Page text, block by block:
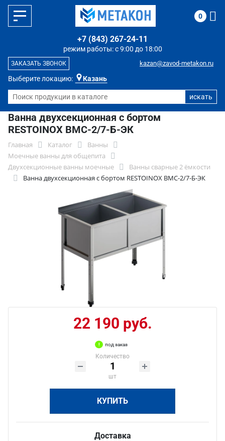
Выберите локацию: Казань
режим работы: с 9:00 до 18:00
+7 (843) 267-24-11
kazan@zavod-metakon.ru
ЗАКАЗАТЬ ЗВОНОК
0
Ванна двухсекционная с бортом
RESTOINOX ВМС-2/7-Б-ЭК
Главная Каталог
Ванны
Моечные ванны для общепита
Двухсекционные ванны моечные
Ванны сварные 2 ёмкости
Ванна двухсекционная с бортом RESTOINOX ВМС-2/7-Б-ЭК
22 190 руб.
под заказ
Количество
шт
КУПИТЬ
Доставка